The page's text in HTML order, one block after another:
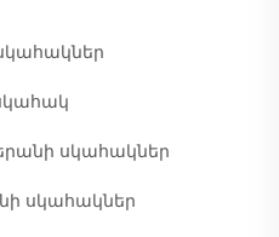
սկահակներ
սկահակներ